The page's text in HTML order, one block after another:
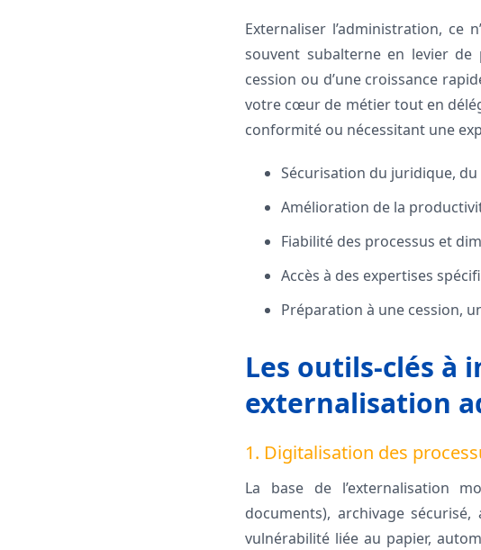
Externaliser l’administration, ce
souvent subalterne en levier
cession ou d’une croissance
votre cœur de métier tout en
conformité ou nécessitant une
Sécurisation du juridique,
Amélioration de la
Fiabilité des processus et
Accès à des expertises
Préparation à une cession,
Les outils-clés à
externalisation
1. Digitalisation des
La base de l’externalisation
documents), archivage
vulnérabilité liée au papier,